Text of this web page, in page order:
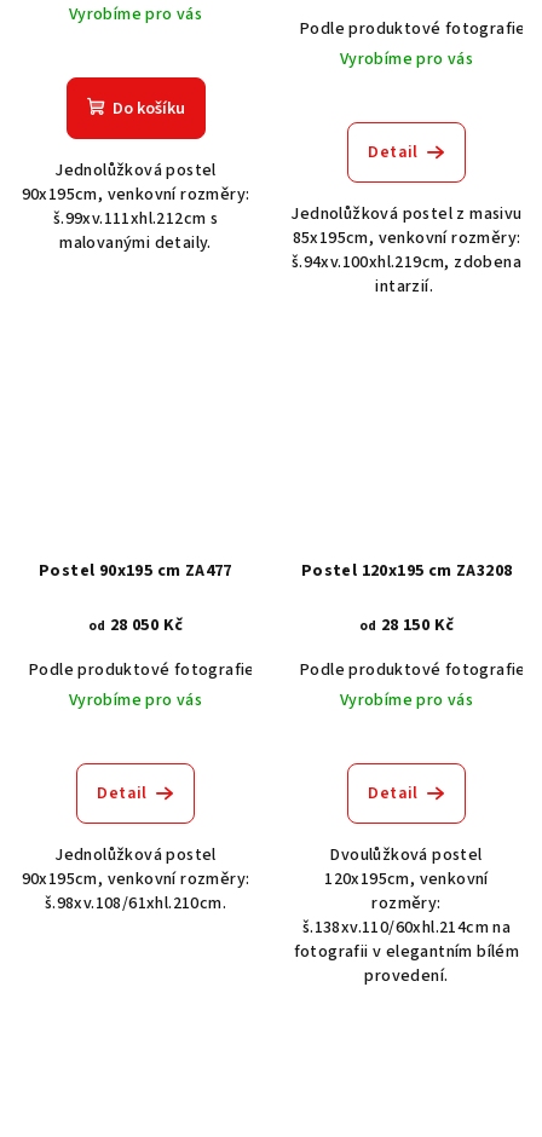
Vyrobíme pro vás
Do košíku
Jednolůžková postel
90x195cm, venkovní rozměry:
š.99xv.111xhl.212cm s
malovanými detaily.
Podle produktové fotografie
Vyrobíme pro vás
Detail
Jednolůžková postel z masivu
85x195cm, venkovní rozměry:
š.94xv.100xhl.219cm, zdobena
intarzií.
Postel 90x195 cm ZA477
od 28 050 Kč
Podle produktové fotografie
Akát vintage BT1551
Dub světlý
Vyrobíme pro vás
Detail
Jednolůžková postel
90x195cm, venkovní rozměry:
š.98xv.108/61xhl.210cm.
Postel 120x195 cm ZA3208
od 28 150 Kč
Podle produktové fotografie
Vyrobíme pro vás
Detail
Dvoulůžková postel
120x195cm, venkovní
rozměry:
š.138xv.110/60xhl.214cm na
fotografii v elegantním bílém
provedení.